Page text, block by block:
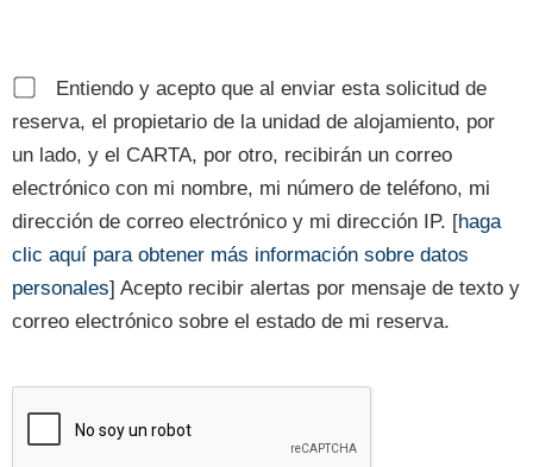
Entiendo y acepto que al enviar esta solicitud de
reserva, el propietario de la unidad de alojamiento, por
un lado, y el CARTA, por otro, recibirán un correo
electrónico con mi nombre, mi número de teléfono, mi
dirección de correo electrónico y mi dirección IP. [haga
clic aquí para obtener más información sobre datos
personales] Acepto recibir alertas por mensaje de texto y
correo electrónico sobre el estado de mi reserva.